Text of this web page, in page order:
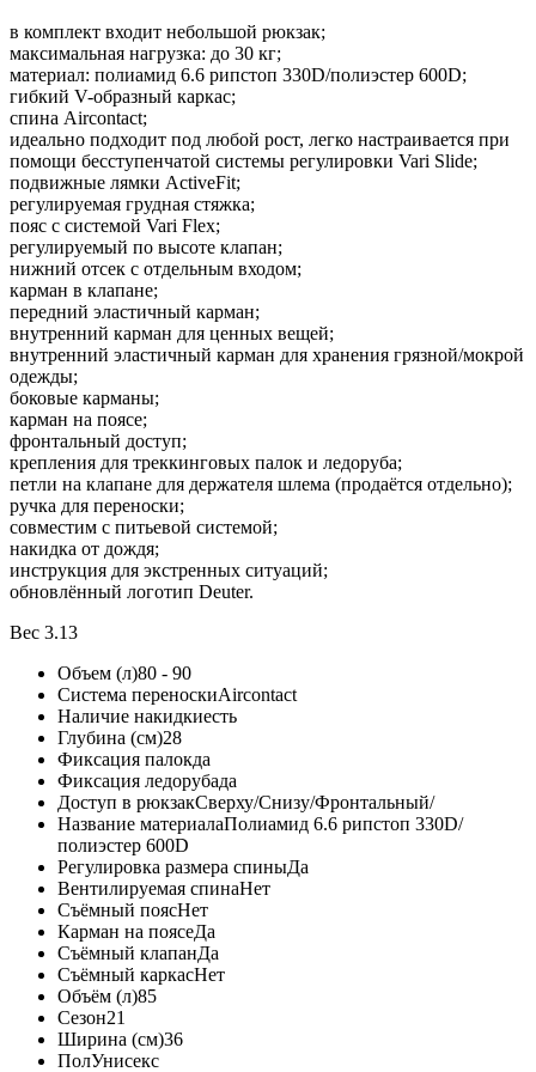
в комплект входит небольшой рюкзак;
максимальная нагрузка: до 30 кг;
материал: полиамид 6.6 рипстоп 330D/полиэстер 600D;
гибкий V-образный каркас;
спина Aircontact;
идеально подходит под любой рост, легко настраивается при
помощи бесступенчатой системы регулировки Vari Slide;
подвижные лямки ActiveFit;
регулируемая грудная стяжка;
пояс с системой Vari Flex;
регулируемый по высоте клапан;
нижний отсек с отдельным входом;
карман в клапане;
передний эластичный карман;
внутренний карман для ценных вещей;
внутренний эластичный карман для хранения грязной/мокрой
одежды;
боковые карманы;
карман на поясе;
фронтальный доступ;
крепления для треккинговых палок и ледоруба;
петли на клапане для держателя шлема (продаётся отдельно);
ручка для переноски;
совместим с питьевой системой;
накидка от дождя;
инструкция для экстренных ситуаций;
обновлённый логотип Deuter.
Вес 3.13
Объем (л)80 - 90
Система переноскиAircontact
Наличие накидкиесть
Глубина (см)28
Фиксация палокда
Фиксация ледорубада
Доступ в рюкзакСверху/Снизу/Фронтальный/
Название материалаПолиамид 6.6 рипстоп 330D/
полиэстер 600D
Регулировка размера спиныДа
Вентилируемая спинаНет
Съёмный поясНет
Карман на поясеДа
Съёмный клапанДа
Съёмный каркасНет
Объём (л)85
Сезон21
Ширина (см)36
ПолУнисекс